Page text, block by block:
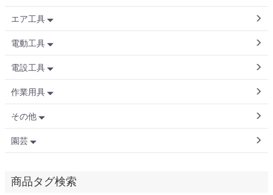
エア工具
電動工具
電設工具
作業用具
その他
園芸
商品タグ検索